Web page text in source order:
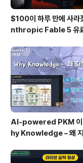
$100이 하루 만에 사
nthropic Fable 5 유
AI-powered PKM 이
hy Knowledge – 왜 지
보에서 지식으로의 전